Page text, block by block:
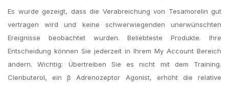
Es wurde gezeigt, dass die Verabreichung von Tesamorelin gut
vertragen wird und keine schwerwiegenden unerwünschten
Ereignisse beobachtet wurden. Beliebteste Produkte. Ihre
Entscheidung können Sie jederzeit in Ihrem My Account Bereich
ändern. Wichtig: Übertreiben Sie es nicht mit dem Training.
Clenbuterol, ein β Adrenozeptor Agonist, erhöht die relative